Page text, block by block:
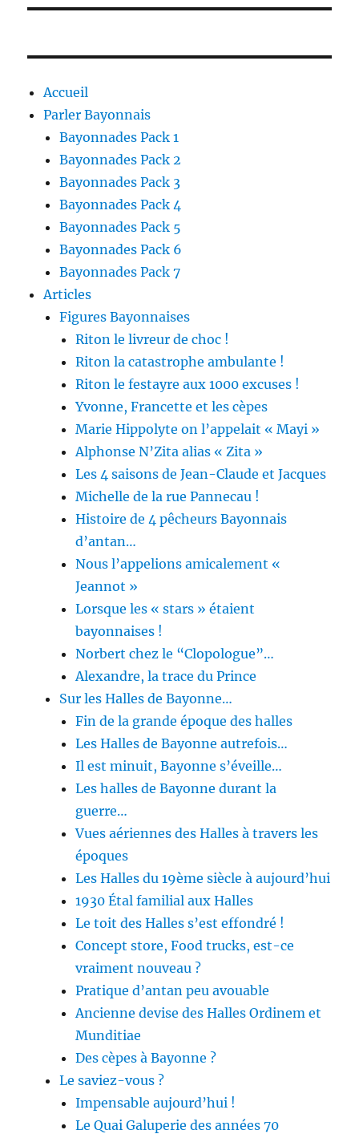
Accueil
Parler Bayonnais
Bayonnades Pack 1
Bayonnades Pack 2
Bayonnades Pack 3
Bayonnades Pack 4
Bayonnades Pack 5
Bayonnades Pack 6
Bayonnades Pack 7
Articles
Figures Bayonnaises
Riton le livreur de choc !
Riton la catastrophe ambulante !
Riton le festayre aux 1000 excuses !
Yvonne, Francette et les cèpes
Marie Hippolyte on l’appelait « Mayi »
Alphonse N’Zita alias « Zita »
Les 4 saisons de Jean-Claude et Jacques
Michelle de la rue Pannecau !
Histoire de 4 pêcheurs Bayonnais
d’antan…
Nous l’appelions amicalement «
Jeannot »
Lorsque les « stars » étaient
bayonnaises !
Norbert chez le “Clopologue”…
Alexandre, la trace du Prince
Sur les Halles de Bayonne…
Fin de la grande époque des halles
Les Halles de Bayonne autrefois…
Il est minuit, Bayonne s’éveille…
Les halles de Bayonne durant la
guerre…
Vues aériennes des Halles à travers les
époques
Les Halles du 19ème siècle à aujourd’hui
1930 Étal familial aux Halles
Le toit des Halles s’est effondré !
Concept store, Food trucks, est-ce
vraiment nouveau ?
Pratique d’antan peu avouable
Ancienne devise des Halles Ordinem et
Munditiae
Des cèpes à Bayonne ?
Le saviez-vous ?
Impensable aujourd’hui !
Le Quai Galuperie des années 70